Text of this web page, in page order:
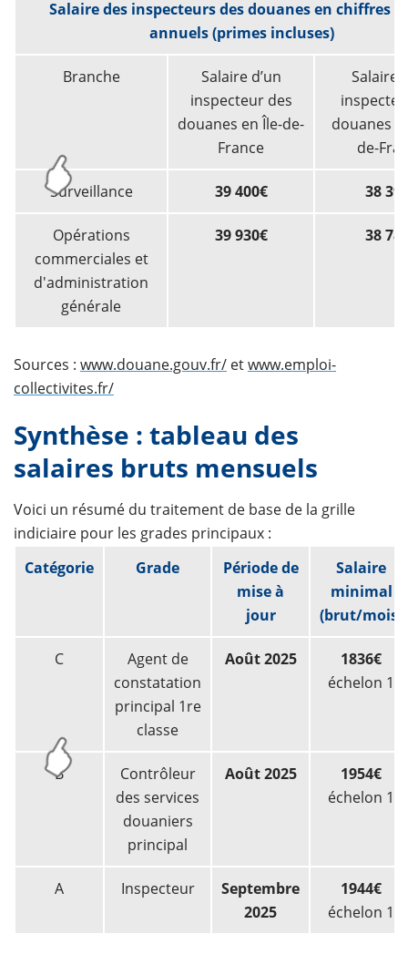
Salaire des inspecteurs des douanes en chiffres
annuels (primes incluses)
Branche
Salaire d’un
inspecteur des
douanes en Île-de-
France
Salaire
douanes
de-
Surveillance 39 400€ 38
Opérations
commerciales et
d'administration
générale
39 930€ 38
Sources : www.douane.gouv.fr/ etwww.emploi-
collectivites.fr/
Synthèse : tableau des
salaires bruts mensuels
Voici un résumé du traitement de base de la grille
indiciaire pour les grades principaux :
Catégorie
Grade
Période de
mise à
jour
Salaire
minimal
(brut/mois)
C
Agent de
constatation
principal 1re
classe
Août 2025
1836€
échelon 1
B
Contrôleur
des services
douaniers
principal
Août 2025
1954€
échelon 1
A Inspecteur
Septembre
2025
1944€
échelon 1